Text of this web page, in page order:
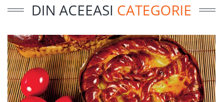
DIN ACEEASI CATEGORIE